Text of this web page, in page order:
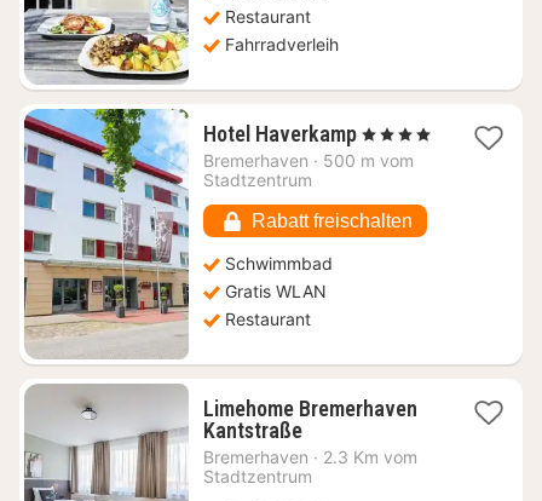
Restaurant
Fahrradverleih
Hotel Haverkamp1
Nacht
€
, 4 Sterne
Bremerhaven · 500 m vom
Stadtzentrum
Rabatt freischalten
Schwimmbad
Gratis WLAN
Restaurant
Limehome Bremerhaven
Kantstraße1
Nacht
ab
Bremerhaven · 2.3 Km vom
Stadtzentrum